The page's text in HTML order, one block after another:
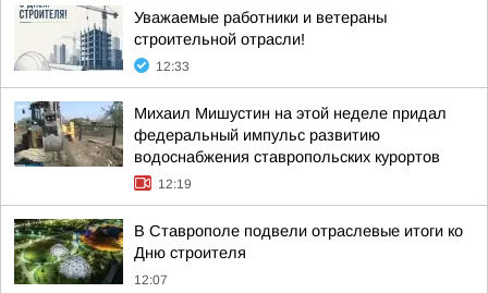
Уважаемые работники и ветераны
строительной отрасли!
12:33
Михаил Мишустин на этой неделе придал
федеральный импульс развитию
водоснабжения ставропольских курортов
12:19
В Ставрополе подвели отраслевые итоги ко
Дню строителя
12:07